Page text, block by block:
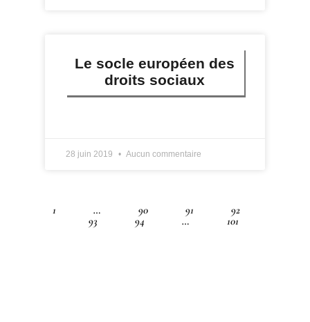
Le socle européen des
droits sociaux
28 juin 2019 Aucun commentaire
1 … 90 91
92
93
94 … 101